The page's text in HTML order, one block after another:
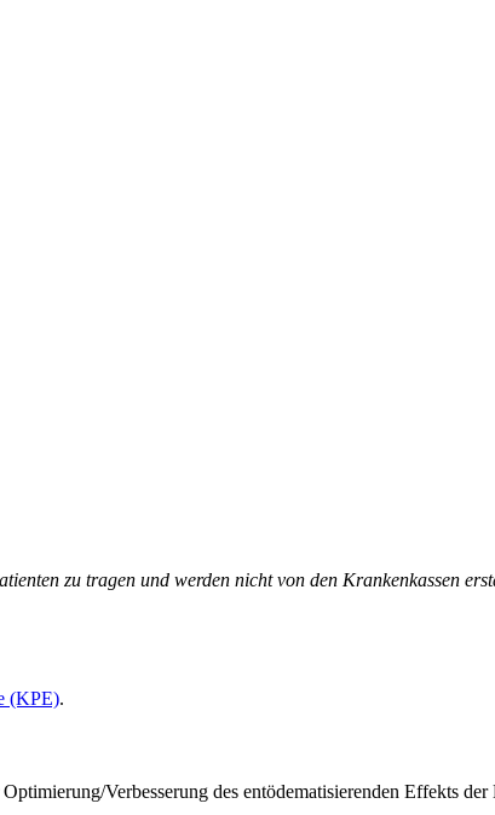
zu tragen und werden nicht von den Krankenkassen
(KPE).
Verbesserung des entödematisierenden Effekts der